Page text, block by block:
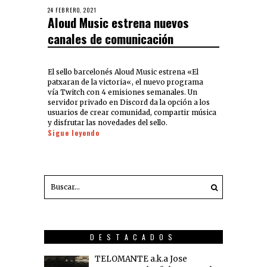
24 FEBRERO, 2021
Aloud Music estrena nuevos
canales de comunicación
El sello barcelonés Aloud Music estrena «El
patxaran de la victoria«, el nuevo programa
vía Twitch con 4 emisiones semanales. Un
servidor privado en Discord da la opción a los
usuarios de crear comunidad, compartir música
y disfrutar las novedades del sello.
Sigue leyendo
DESTACADOS
TELOMANTE a.k.a Jose